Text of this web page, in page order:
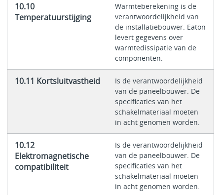
10.10
Temperatuurstijging
Warmteberekening is de
verantwoordelijkheid van
de installatiebouwer. Eaton
levert gegevens over
warmtedissipatie van de
componenten.
10.11 Kortsluitvastheid
Is de verantwoordelijkheid
van de paneelbouwer. De
specificaties van het
schakelmateriaal moeten
in acht genomen worden.
10.12
Elektromagnetische
compatibiliteit
Is de verantwoordelijkheid
van de paneelbouwer. De
specificaties van het
schakelmateriaal moeten
in acht genomen worden.